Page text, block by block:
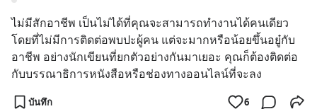
ไม่มีสักอาชีพ เป็นไม่ได้ที่คุณจะสามารถทำงานได้คนเดียว
โดยที่ไม่มีการติดต่อพบปะผู้คน แต่จะมากหรือน้อยขึ้นอยู๋กับ
อาชีพ อย่างนักเขียนที่ยกตัวอย่างกันมาเยอะ คุณก็ต้องติดต่อ
กับบรรณาธิการหนังสือหรือช่องทางออนไลน์ที่จะลง
บันทึก 6